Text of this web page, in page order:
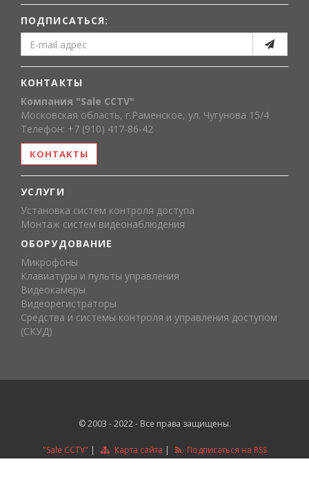
ПОДПИСАТЬСЯ:
КОНТАКТЫ
Компания "Sale CCTV"
Московская область, г.Раменское, ул. Чугунова 15/4
Телефон: +7 (910) 417-86-42
КОНТАКТЫ
УСЛУГИ
Установка систем контроля доступа
Монтаж систем видеонаблюдения
ОБОРУДОВАНИЕ
Микрофоны
Клавиатуры и пульты управления
Видеокамеры
Видеорегистраторы
Средства и системы контроля и управления доступом
(СКУД)
© 2003 - 2022 - Все права защищены.
"Sale CCTV" | Карта сайта | Подписаться на RSS